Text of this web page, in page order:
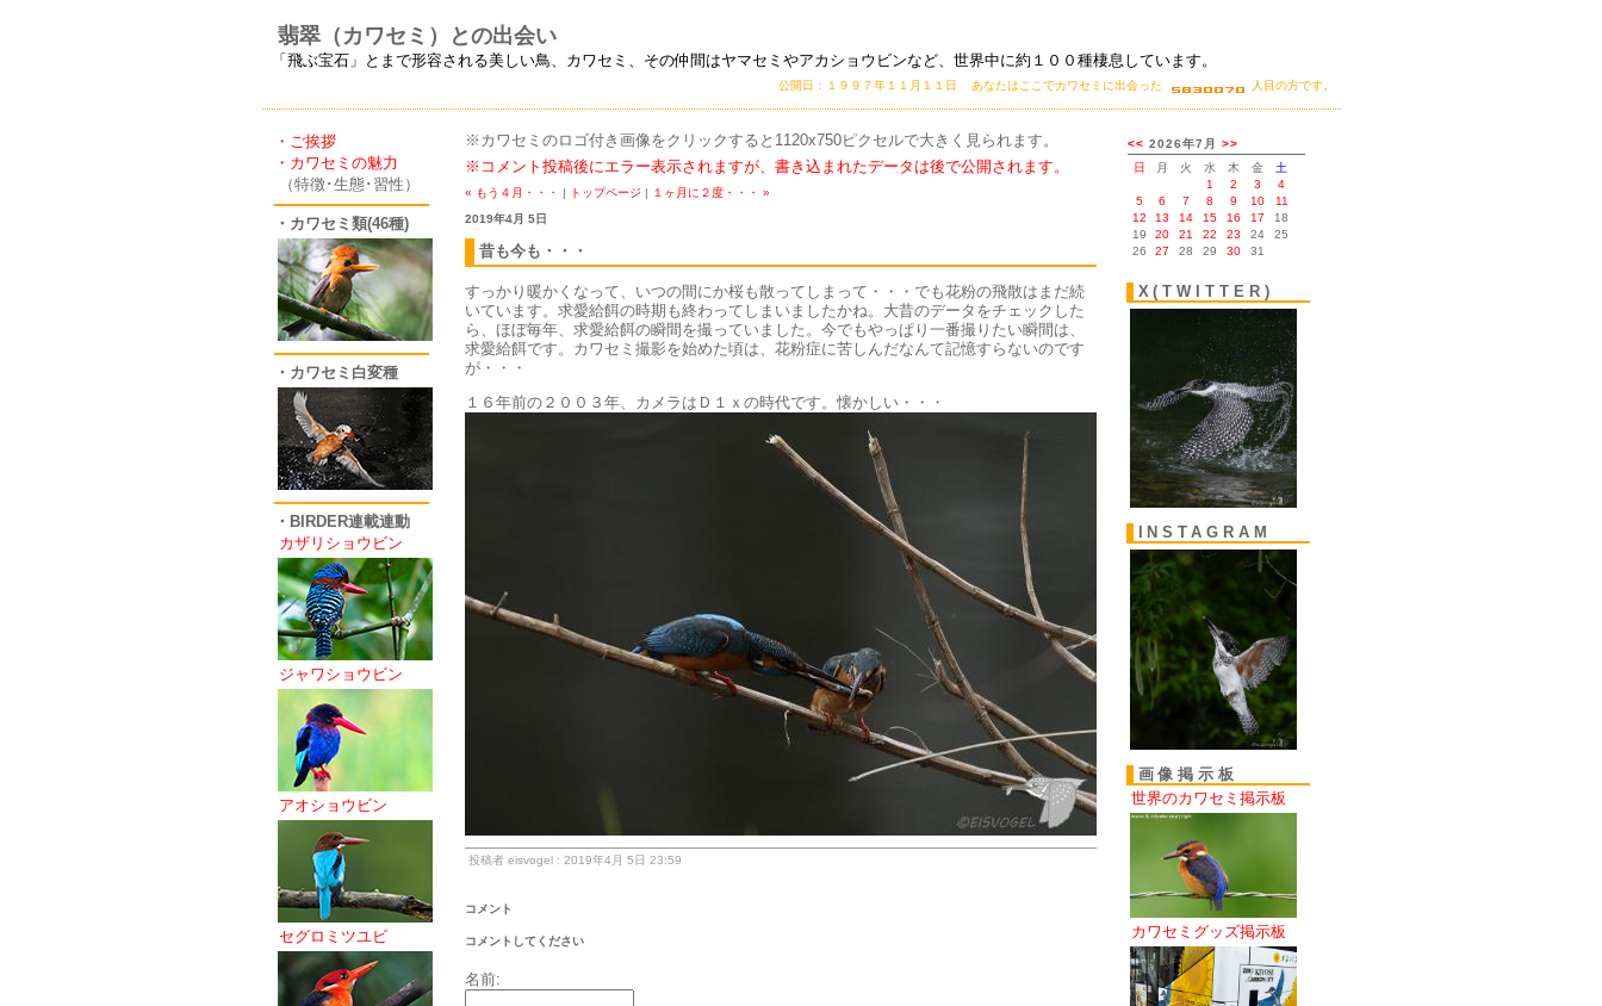
翡翠（カワセミ）との出会い
「飛ぶ宝石」とまで形容される美しい鳥、カワセミ、その仲間はヤマセミやアカショウビンなど、世界中に約１００種棲息しています。
公開日：１９９７年１１月１１日 あなたはここでカワセミに出会った 人目の方です。
・ご挨拶
・カワセミの魅力
（特徴･生態･習性）
・カワセミ類(46種)
・カワセミ白変種
・BIRDER連載連動
カザリショウビン
ジャワショウビン
アオショウビン
セグロミツユビ
※カワセミのロゴ付き画像をクリックすると1120x750ピクセルで大きく見られます。
※コメント投稿後にエラー表示されますが、書き込まれたデータは後で公開されます。
« もう４月・・・ | トップページ | １ヶ月に２度・・・ »
2019年4月 5日
昔も今も・・・
すっかり暖かくなって、いつの間にか桜も散ってしまって・・・でも花粉の飛散はまだ続
いています。求愛給餌の時期も終わってしまいましたかね。大昔のデータをチェックした
ら、ほぼ毎年、求愛給餌の瞬間を撮っていました。今でもやっぱり一番撮りたい瞬間は、
求愛給餌です。カワセミ撮影を始めた頃は、花粉症に苦しんだなんて記憶すらないのです
が・・・
１６年前の２００３年、カメラはＤ１ｘの時代です。懐かしい・・・
投稿者 eisvogel : 2019年4月 5日 23:59
コメント
コメントしてください
名前:
X(TWITTER)
INSTAGRAM
画像掲示板
世界のカワセミ掲示板
カワセミグッズ掲示板